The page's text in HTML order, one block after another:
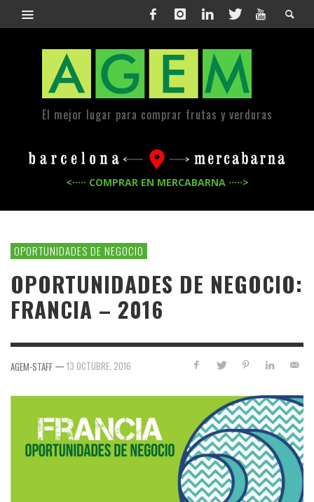
El mejor lugar para comprar frutas y verduras
<····· COMPRAR EN MERCABARNA ·····>
OPORTUNIDADES DE NEGOCIO
OPORTUNIDADES DE NEGOCIO:
FRANCIA – 2016
AGEM-STAFF — 13 OCTUBRE, 2016